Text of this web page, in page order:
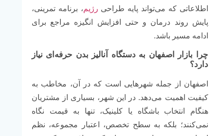
اطلاعاتی که می‌تواند پایه طراحی رژیم، برنامه تمرینی،
پایش روند درمان و حتی افزایش انگیزه مراجع برای
ادامه مسیر باشد.
چرا بازار اصفهان به دستگاه آنالیز بدن حرفه‌ای نیاز
دارد؟
اصفهان از جمله شهرهایی است که در آن، مخاطب به
کیفیت اهمیت می‌دهد. در این شهر، بسیاری از مشتریان
هنگام انتخاب باشگاه یا کلینیک، تنها به قیمت نگاه
نمی‌کنند؛ بلکه به سطح تخصص، اعتبار مجموعه، نظم